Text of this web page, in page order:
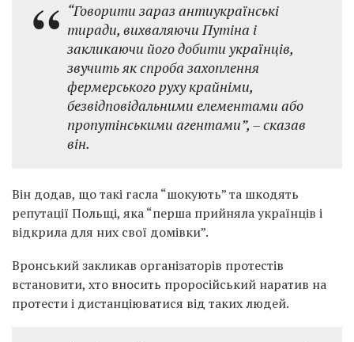
“Говорити зараз антиукраїнські
тиради, вихваляючи Путіна і
закликаючи його добити українців,
звучить як спроба захоплення
фермерського руху крайніми,
безвідповідальними елементами або
пропутінськими агентами”, – сказав
він.
Він додав, що такі гасла “шокують” та шкодять
репутації Польщі, яка “перша прийняла українців і
відкрила для них свої домівки”.
Вронський закликав організаторів протестів
встановити, хто вносить проросійський наратив на
протести і дистанціюватися від таких людей.